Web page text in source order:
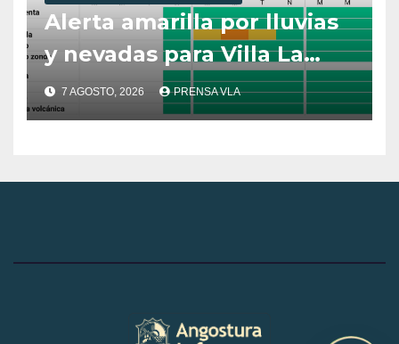
Alerta amarilla por lluvias
y nevadas para Villa La
Angostura.
7 AGOSTO, 2026 PRENSA VLA